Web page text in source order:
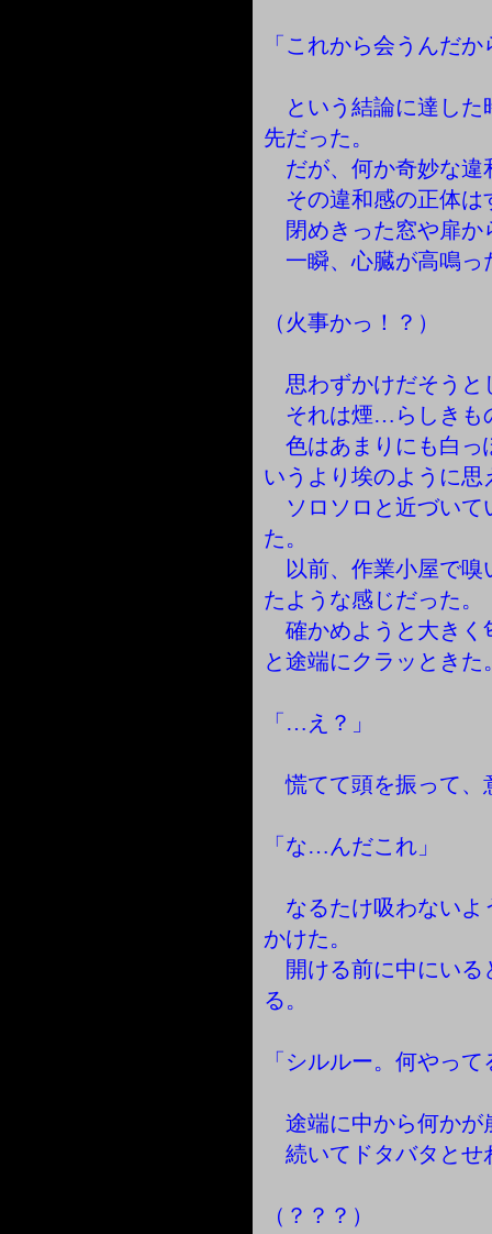
「これから会うんだ
という結論に達した
先だった。
だが、何か奇妙な違
その違和感の正体は
閉めきった窓や扉か
一瞬、心臓が高鳴っ
（火事かっ！？）
思わずかけだそうと
それは煙…らしきも
色はあまりにも白っ
いうより埃のように思
ソロソロと近づいて
た。
以前、作業小屋で嗅
たような感じだった。
確かめようと大きく
と途端にクラッときた
「…え？」
慌てて頭を振って、
「な…んだこれ」
なるたけ吸わないよ
かけた。
開ける前に中にいる
る。
「シルルー。何やっ
途端に中から何かが
続いてドタバタとせ
（？？？）